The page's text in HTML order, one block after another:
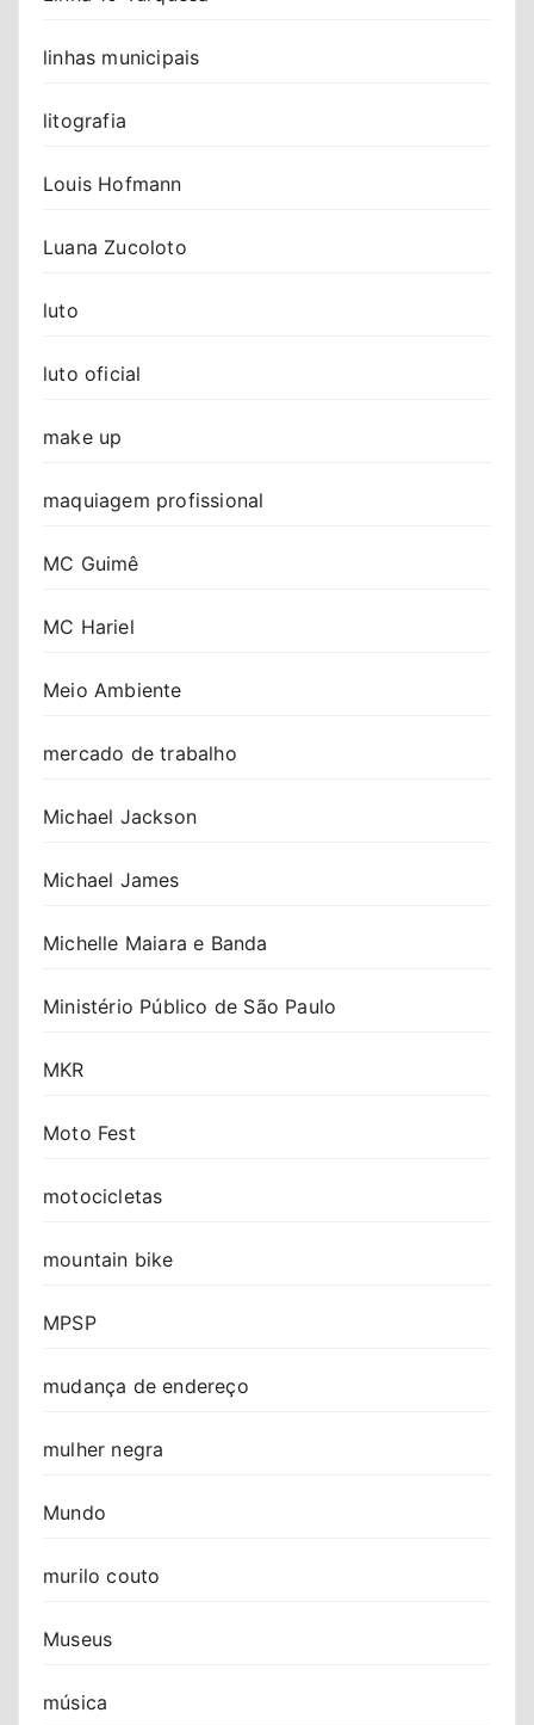
linhas municipais
litografia
Louis Hofmann
Luana Zucoloto
luto
luto oficial
make up
maquiagem profissional
MC Guimê
MC Hariel
Meio Ambiente
mercado de trabalho
Michael Jackson
Michael James
Michelle Maiara e Banda
Ministério Público de São Paulo
MKR
Moto Fest
motocicletas
mountain bike
MPSP
mudança de endereço
mulher negra
Mundo
murilo couto
Museus
música